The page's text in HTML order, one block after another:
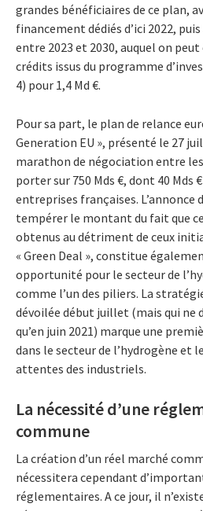
grandes bénéficiaires de ce plan,
financement dédiés d’ici 2022,
entre 2023 et 2030, auquel on
crédits issus du programme
4) pour 1,4 Md €.
Pour sa part, le plan de relance
Generation EU », présenté le 27
marathon de négociation entre
porter sur 750 Mds €, dont 40 Mds
entreprises françaises. L’annonce
tempérer le montant du fait que
obtenus au détriment de ceux
« Green Deal », constitue
opportunité pour le secteur de
comme l’un des piliers. La
dévoilée début juillet (mais qui ne
qu’en juin 2021) marque une
dans le secteur de l’hydrogène et
attentes des industriels.
La nécessité d’une
commune
La création d’un réel marché
nécessitera cependant
réglementaires. A ce jour, il